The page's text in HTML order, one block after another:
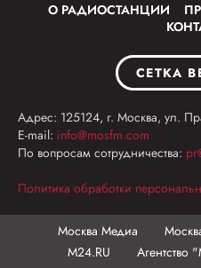
О РАДИОСТАНЦИИ
СЕТКА
Адрес: 125124, г. Москва, ул.
E-mail: info@mosfm.com
По вопросам сотрудничества:
Политика обработки
Москва Медиа
М24.RU
Агентство